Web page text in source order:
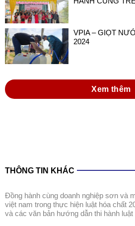
VPIA – GIỌT
2024
Xem thêm
THÔNG TIN KHÁC
đồng hành cùng doanh nghiệp sơn và mực in
việt nam trong thực hiện luật hóa chất
và các văn bản hướng dẫn thi hành luật